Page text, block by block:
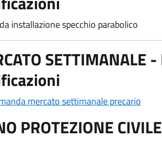
installazione specchio parabolico
SETTIMANALE
mercato settimanale precario
PROTEZIONE